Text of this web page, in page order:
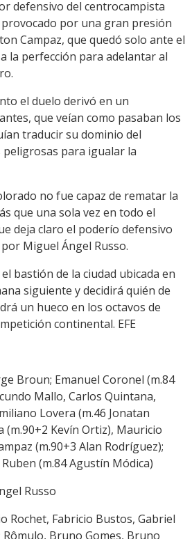
defensivo del centrocampista
por una gran presión
Campaz, que quedó solo ante el
la perfección para adelantar al
el duelo derivó en un
que veían como pasaban los
traducir su dominio del
para igualar la
no fue capaz de rematar la
que una sola vez en todo el
deja claro el poderío defensivo
Miguel Ángel Russo.
bastión de la ciudad ubicada en
siguiente y decidirá quién de
un hueco en los octavos de
continental. EFE
Broun; Emanuel Coronel (m.84
Mallo, Carlos Quintana,
Lovera (m.46 Jonatan
(m.90+2 Kevín Ortiz), Mauricio
(m.90+3 Alan Rodríguez);
(m.84 Agustín Módica)
Russo
Rochet, Fabricio Bustos, Gabriel
Rômulo, Bruno Gomes, Bruno